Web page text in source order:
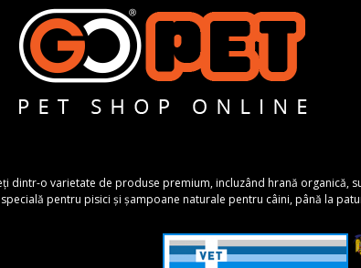
dintr-o varietate de produse premium, incluzând hrană organică,
pentru pisici și șampoane naturale pentru câini, până la